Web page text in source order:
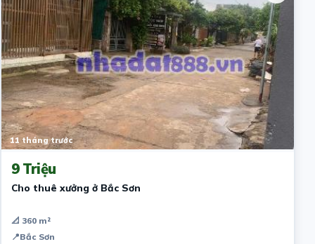
11 tháng trước
9 Triệu
Cho thuê xưởng ở Bắc Sơn
📐 360 m²
📍Bắc Sơn